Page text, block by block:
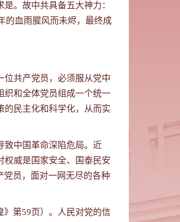
。 故中共具备五大神力：
的血雨腥风而未烬，最终成
位共产党员，必须服从党中
织和全体党员组成一个统一
的民主化和科学化，从而实
致中国革命深陷危局。 近
权威是国家安全、国泰民安
员，面对一网无尽的各种
第59页）。
人民对党的信